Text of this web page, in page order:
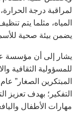
لمراقبة درجة
المياه، مثلما يتم
يضمن بيئة صحية
يشار إلى أن مؤسسة
للمسؤولية الثقافية
التفكير؛ بهدف تعزيز
مهارات الأطفال